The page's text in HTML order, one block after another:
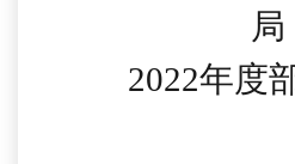
局
2022年度